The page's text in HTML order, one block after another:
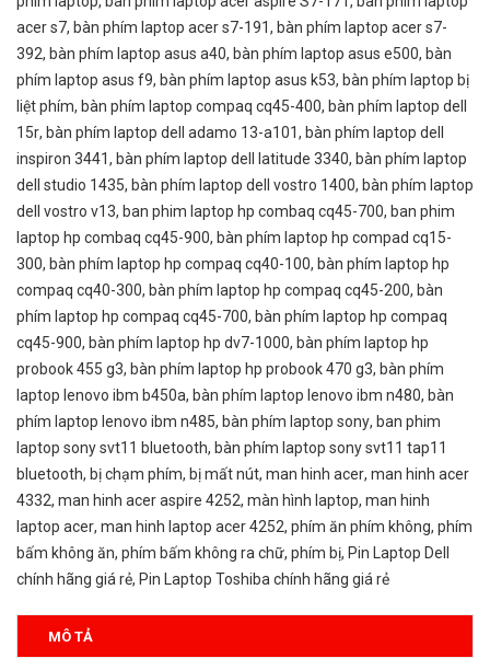
acer s7, bàn phím laptop acer s7-191, bàn phím laptop acer s7-
392, bàn phím laptop asus a40, bàn phím laptop asus e500, bàn
phím laptop asus f9, bàn phím laptop asus k53, bàn phím laptop bị
liệt phím, bàn phím laptop compaq cq45-400, bàn phím laptop dell
15r, bàn phím laptop dell adamo 13-a101, bàn phím laptop dell
inspiron 3441, bàn phím laptop dell latitude 3340, bàn phím laptop
dell studio 1435, bàn phím laptop dell vostro 1400, bàn phím laptop
dell vostro v13, ban phim laptop hp combaq cq45-700, ban phim
laptop hp combaq cq45-900, bàn phím laptop hp compad cq15-
300, bàn phím laptop hp compaq cq40-100, bàn phím laptop hp
compaq cq40-300, bàn phím laptop hp compaq cq45-200, bàn
phím laptop hp compaq cq45-700, bàn phím laptop hp compaq
cq45-900, bàn phím laptop hp dv7-1000, bàn phím laptop hp
probook 455 g3, bàn phím laptop hp probook 470 g3, bàn phím
laptop lenovo ibm b450a, bàn phím laptop lenovo ibm n480, bàn
phím laptop lenovo ibm n485, bàn phím laptop sony, ban phim
laptop sony svt11 bluetooth, bàn phím laptop sony svt11 tap11
bluetooth, bị chạm phím, bị mất nút, man hinh acer, man hinh acer
4332, man hinh acer aspire 4252, màn hình laptop, man hinh
laptop acer, man hinh laptop acer 4252, phím ăn phím không, phím
bấm không ăn, phím bấm không ra chữ, phím bị, ​Pin Laptop Dell
chính hãng giá rẻ, Pin Laptop Toshiba chính hãng giá rẻ
MÔ TẢ